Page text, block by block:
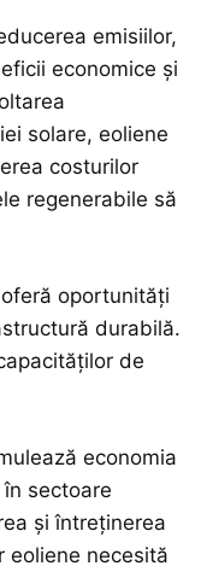
emisiilor,
economice și
solare, eoliene
costurilor
regenerabile să
oportunități
durabilă.
de
economia
sectoare
și întreținerea
eoliene necesită